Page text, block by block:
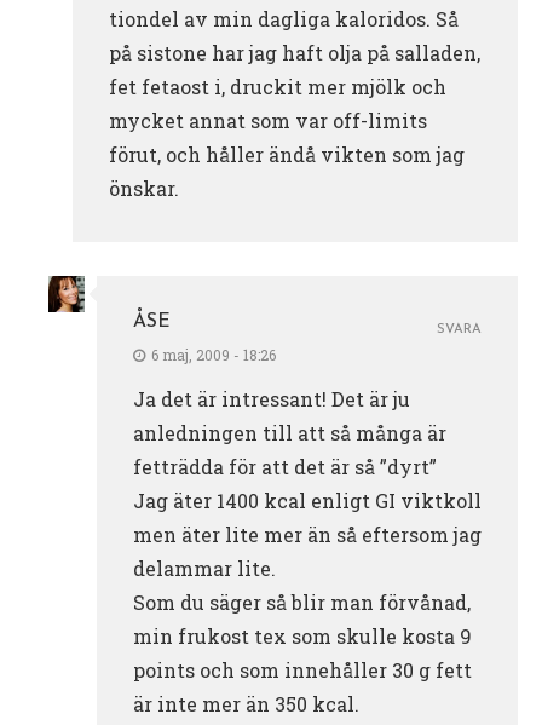
tiondel av min dagliga kaloridos. Så
på sistone har jag haft olja på salladen,
fet fetaost i, druckit mer mjölk och
mycket annat som var off-limits
förut, och håller ändå vikten som jag
önskar.
ÅSE
6 maj, 2009 - 18:26
Ja det är intressant! Det är ju
anledningen till att så många är
fetträdda för att det är så ”dyrt”
Jag äter 1400 kcal enligt GI viktkoll
men äter lite mer än så eftersom jag
delammar lite.
Som du säger så blir man förvånad,
min frukost tex som skulle kosta 9
points och som innehåller 30 g fett
är inte mer än 350 kcal.
SVARA